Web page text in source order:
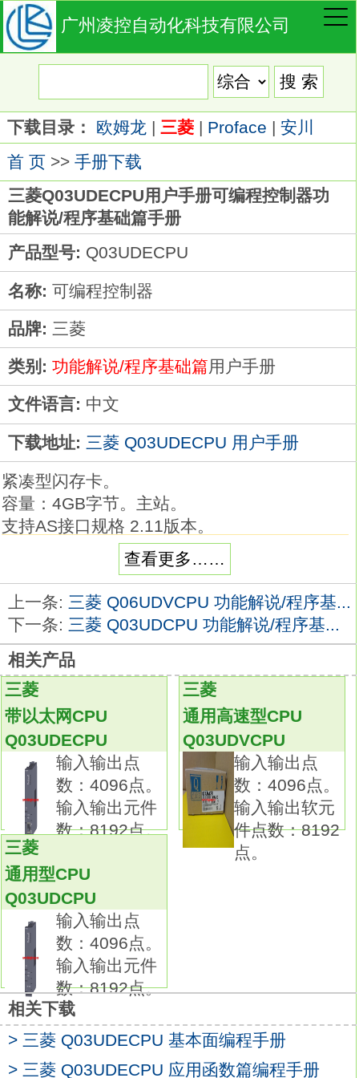
广州凌控自动化科技有限公司
下载目录： 欧姆龙 | 三菱| Proface | 安川
首 页>> 手册下载
三菱Q03UDECPU用户手册可编程控制器功
能解说/程序基础篇手册
产品型号: Q03UDECPU
名称: 可编程控制器
品牌: 三菱
类别: 功能解说/程序基础篇用户手册
文件语言: 中文
下载地址: 三菱 Q03UDECPU 用户手册
紧凑型闪存卡。
容量：4GB字节。主站。
支持AS接口规格 2.11版本。
准确的时钟数据。
利用SNTP对时功能，自动校正CPU模块的时
钟。
因此，在发生错误时可正确把握发生时间，
方便确认与多个CPU相关的错误发生时间
Q03UDECPU手册。
具有卓越性能的各种模块,
满足从模拟量到定位的各种控制需求
Q03UDECPU
Q系列模块产品包括种类丰富的各种I/O、模拟
量和定位功能模块。
可全面地满足开关、传感器等的输入输出，温
度、重量、流量和电机、驱动器的控制，
以及要求高精度控制的定位等各行业、各领域
的控制需求。
还可与CPU模块组合使用，实现恰如其分的控
制Q03UDECPU手册。
以智能功能拓展控制的可能性。
提供各种模拟量模块，是应用于过程控制应用
的理想选择。
也可满足高速、高精度控制需求。
最适合用于要求高速转换控制领域的模拟量模
块。
可提供多种模数和数模转换模块产品。
查看更多……
上一条: 三菱 Q06UDVCPU 功能解说/程序基...
下一条: 三菱 Q03UDCPU 功能解说/程序基...
相关产品
三菱
带以太网CPU
Q03UDECPU
输入输出点
数：4096点。
输入输出元件
数：8192点。
三菱
通用高速型CPU
Q03UDVCPU
输入输出点
数：4096点。
输入输出软元
件点数：8192
点。
三菱
通用型CPU
Q03UDCPU
输入输出点
数：4096点。
输入输出元件
数：8192点。
相关下载
> 三菱 Q03UDECPU 基本面编程手册
> 三菱 Q03UDECPU 应用函数篇编程手册